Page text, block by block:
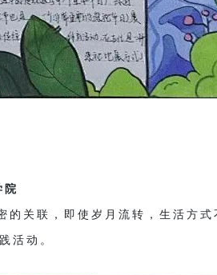
院
关联，即使岁月流转，生活方式
活动。